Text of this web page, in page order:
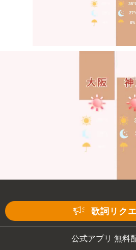
歌詞リク
公式アプリ 無料